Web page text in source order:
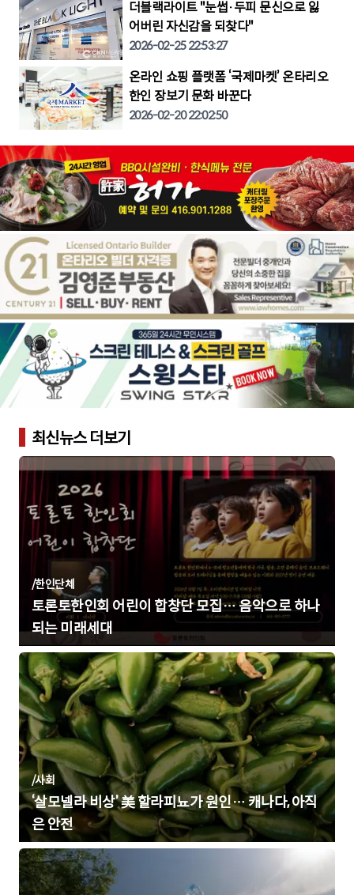
더블랙라이트 "눈썹·두피 문신으로 잃
어버린 자신감을 되찾다"
2026-02-25 22:53:27
온라인 쇼핑 플랫폼 ‘국제마켓’ 온타리오
한인 장보기 문화 바꾼다
2026-02-20 22:02:50
최신뉴스 더보기
/한인단체
토론토한인회 어린이 합창단 모집… 음악으로 하나
되는 미래세대
/사회
‘살모넬라 비상’ 美 할라피뇨가 원인… 캐나다, 아직
은 안전